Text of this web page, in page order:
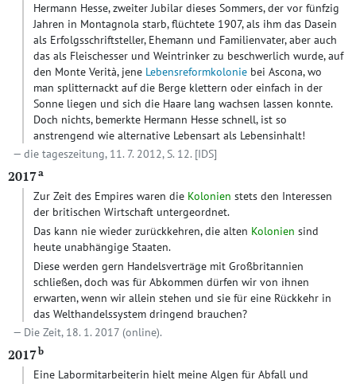
Hermann Hesse, zweiter Jubilar dieses Sommers, der vor fünfzig
Jahren in Montagnola starb, flüchtete 1907, als ihm das Dasein
als Erfolgsschriftsteller, Ehemann und Familienvater, aber auch
das als Fleischesser und Weintrinker zu beschwerlich wurde, auf
den Monte Verità, jene Lebensreformkolonie bei Ascona, wo
man splitternackt auf die Berge klettern oder einfach in der
Sonne liegen und sich die Haare lang wachsen lassen konnte.
Doch nichts, bemerkte Hermann Hesse schnell, ist so
anstrengend wie alternative Lebensart als Lebensinhalt!
die tageszeitung, 11. 7. 2012, S. 12. [IDS]
2017a
Zur Zeit des Empires waren die Kolonien stets den Interessen
der britischen Wirtschaft untergeordnet.
Das kann nie wieder zurückkehren, die alten Kolonien sind
heute unabhängige Staaten.
Diese werden gern Handelsverträge mit Großbritannien
schließen, doch was für Abkommen dürfen wir von ihnen
erwarten, wenn wir allein stehen und sie für eine Rückkehr in
das Welthandelssystem dringend brauchen?
Die Zeit, 18. 1. 2017 (online).
2017b
Eine Labormitarbeiterin hielt meine Algen für Abfall und